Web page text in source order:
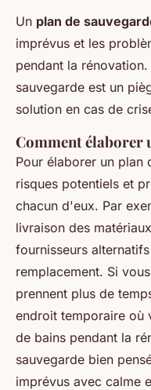
Un plan de
imprévus et les
pendant la rénovation.
sauvegarde est un
solution en cas de
Comment élaborer
Pour élaborer un plan
risques potentiels et
chacun d'eux. Par
livraison des
fournisseurs
remplacement. Si
prennent plus de
endroit temporaire où
de bains pendant la
sauvegarde bien
imprévus avec calme